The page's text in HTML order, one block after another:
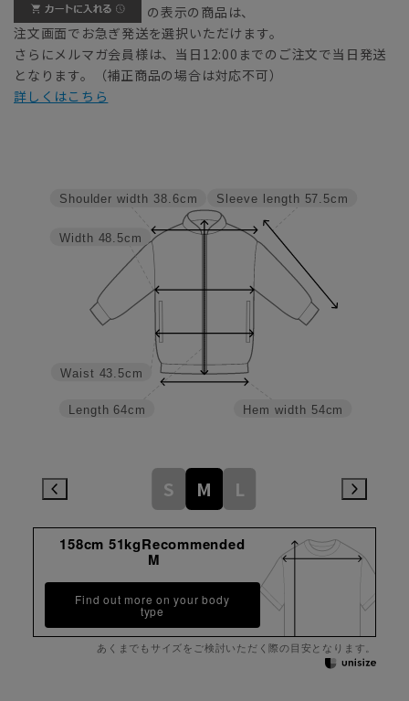
の表示の商品は、
注文画面でお急ぎ発送を選択いただけます。
さらにメルマガ会員様は、当日12:00までのご注文で当日発送
となります。（補正商品の場合は対応不可）
詳しくはこちら
Hem width 54cm
Sleeve length 57.5cm
Length 64cm
Waist 43.5cm
Width 48.5cm
Shoulder width 38.6cm
S M L
158cm 51kgRecommended
M
Find out more on your body
type
あくまでもサイズをご検討いただく際の目安となります。